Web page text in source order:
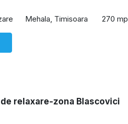
Mehala, Timisoara 270 mp
relaxare-zona Blascovici